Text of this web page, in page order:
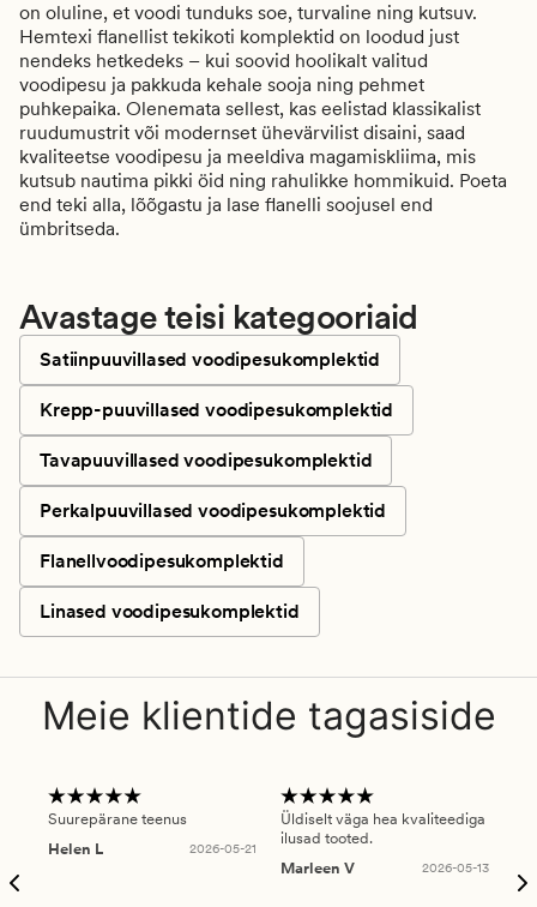
on oluline, et voodi tunduks soe, turvaline ning kutsuv.
Hemtexi flanellist tekikoti komplektid on loodud just
nendeks hetkedeks – kui soovid hoolikalt valitud
voodipesu ja pakkuda kehale sooja ning pehmet
puhkepaika. Olenemata sellest, kas eelistad klassikalist
ruudumustrit või modernset ühevärvilist disaini, saad
kvaliteetse voodipesu ja meeldiva magamiskliima, mis
kutsub nautima pikki öid ning rahulikke hommikuid. Poeta
end teki alla, lõõgastu ja lase flanelli soojusel end
ümbritseda.
Avastage teisi kategooriaid
Satiinpuuvillased voodipesukomplektid
Krepp-puuvillased voodipesukomplektid
Tavapuuvillased voodipesukomplektid
Perkalpuuvillased voodipesukomplektid
Flanellvoodipesukomplektid
Linased voodipesukomplektid
Meie klientide tagasiside
Suurepärane teenus
Helen L
2026-05-21
Üldiselt väga hea kvaliteediga
ilusad tooted.
Marleen V
2026-05-13